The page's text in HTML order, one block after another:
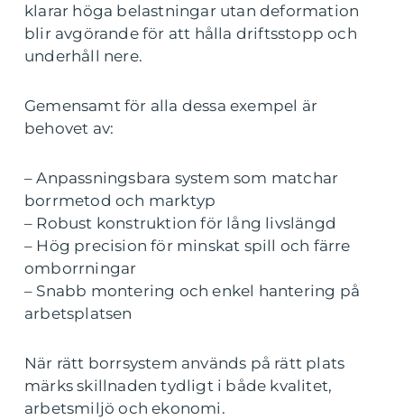
klarar höga belastningar utan deformation
blir avgörande för att hålla driftsstopp och
underhåll nere.
Gemensamt för alla dessa exempel är
behovet av:
– Anpassningsbara system som matchar
borrmetod och marktyp
– Robust konstruktion för lång livslängd
– Hög precision för minskat spill och färre
omborrningar
– Snabb montering och enkel hantering på
arbetsplatsen
När rätt borrsystem används på rätt plats
märks skillnaden tydligt i både kvalitet,
arbetsmiljö och ekonomi.